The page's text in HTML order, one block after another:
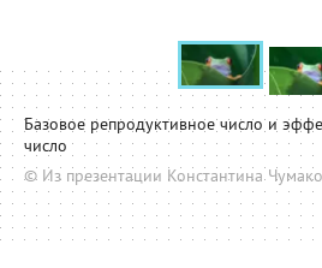
Базовое репродуктивное число и
число
© Из презентации Константина